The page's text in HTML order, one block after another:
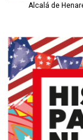
Alcalá de